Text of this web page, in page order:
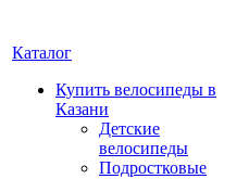
Каталог
Купить велосипеды в
Казани
Детские
велосипеды
Подростковые